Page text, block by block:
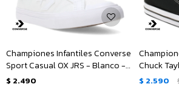
Championes Infantiles Converse
Sport Casual OX JRS - Blanco -
Gris
$ 2.490
Chuck
Negro
$ 2.590